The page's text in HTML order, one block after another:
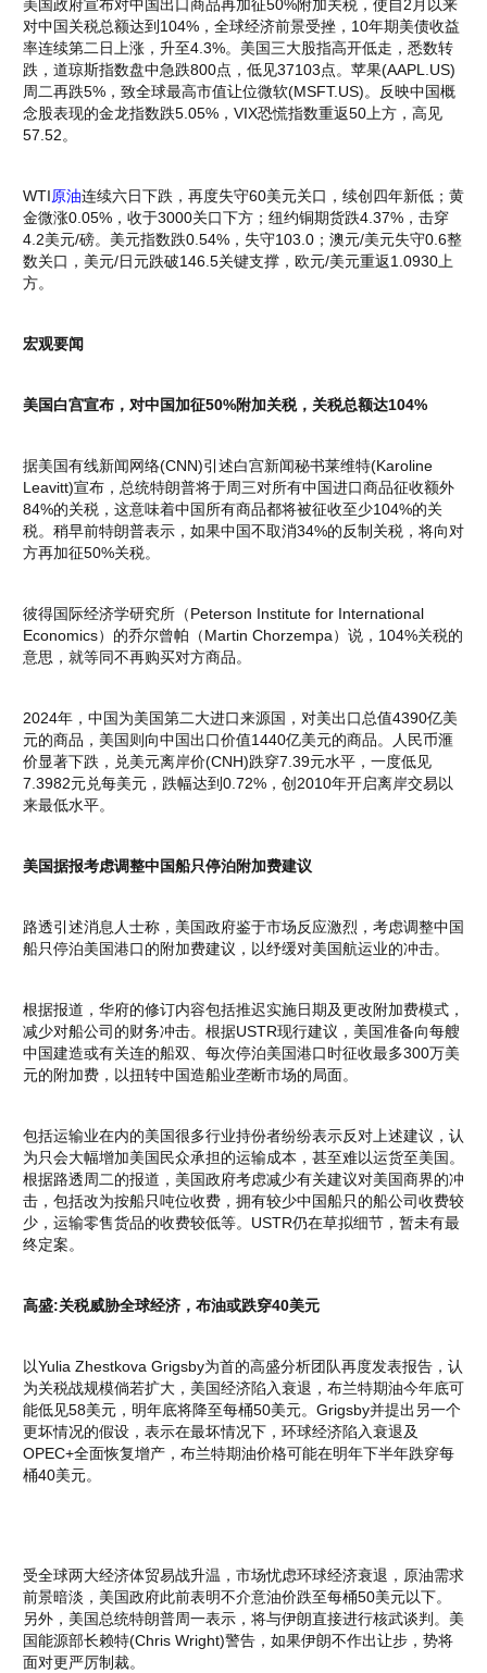
美国政府宣布对中国出口商品再加征50%附加关税，使自2月以来
对中国关税总额达到104%，全球经济前景受挫，10年期美债收益
率连续第二日上涨，升至4.3%。美国三大股指高开低走，悉数转
跌，道琼斯指数盘中急跌800点，低见37103点。苹果(AAPL.US)
周二再跌5%，致全球最高市值让位微软(MSFT.US)。反映中国概
念股表现的金龙指数跌5.05%，VIX恐慌指数重返50上方，高见
57.52。
WTI原油连续六日下跌，再度失守60美元关口，续创四年新低；黄
金微涨0.05%，收于3000关口下方；纽约铜期货跌4.37%，击穿
4.2美元/磅。美元指数跌0.54%，失守103.0；澳元/美元失守0.6整
数关口，美元/日元跌破146.5关键支撑，欧元/美元重返1.0930上
方。
宏观要闻
美国白宫宣布，对中国加征50%附加关税，关税总额达104%
据美国有线新闻网络(CNN)引述白宫新闻秘书莱维特(Karoline
Leavitt)宣布，总统特朗普将于周三对所有中国进口商品征收额外
84%的关税，这意味着中国所有商品都将被征收至少104%的关
税。稍早前特朗普表示，如果中国不取消34%的反制关税，将向对
方再加征50%关税。
彼得国际经济学研究所（Peterson Institute for International
Economics）的乔尔曾帕（Martin Chorzempa）说，104%关税的
意思，就等同不再购买对方商品。
2024年，中国为美国第二大进口来源国，对美出口总值4390亿美
元的商品，美国则向中国出口价值1440亿美元的商品。人民币滙
价显著下跌，兑美元离岸价(CNH)跌穿7.39元水平，一度低见
7.3982元兑每美元，跌幅达到0.72%，创2010年开启离岸交易以
来最低水平。
美国据报考虑调整中国船只停泊附加费建议
路透引述消息人士称，美国政府鉴于市场反应激烈，考虑调整中国
船只停泊美国港口的附加费建议，以纾缓对美国航运业的冲击。
根据报道，华府的修订内容包括推迟实施日期及更改附加费模式，
减少对船公司的财务冲击。根据USTR现行建议，美国准备向每艘
中国建造或有关连的船双、每次停泊美国港口时征收最多300万美
元的附加费，以扭转中国造船业垄断市场的局面。
包括运输业在内的美国很多行业持份者纷纷表示反对上述建议，认
为只会大幅增加美国民众承担的运输成本，甚至难以运货至美国。
根据路透周二的报道，美国政府考虑减少有关建议对美国商界的冲
击，包括改为按船只吨位收费，拥有较少中国船只的船公司收费较
少，运输零售货品的收费较低等。USTR仍在草拟细节，暂未有最
终定案。
高盛:关税威胁全球经济，布油或跌穿40美元
以Yulia Zhestkova Grigsby为首的高盛分析团队再度发表报告，认
为关税战规模倘若扩大，美国经济陷入衰退，布兰特期油今年底可
能低见58美元，明年底将降至每桶50美元。Grigsby并提出另一个
更坏情况的假设，表示在最坏情况下，环球经济陷入衰退及
OPEC+全面恢复增产，布兰特期油价格可能在明年下半年跌穿每
桶40美元。
受全球两大经济体贸易战升温，市场忧虑环球经济衰退，原油需求
前景暗淡，美国政府此前表明不介意油价跌至每桶50美元以下。
另外，美国总统特朗普周一表示，将与伊朗直接进行核武谈判。美
国能源部长赖特(Chris Wright)警告，如果伊朗不作出让步，势将
面对更严厉制裁。